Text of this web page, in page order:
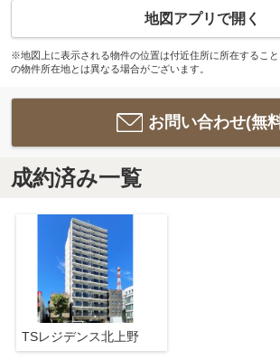
地図アプリで開く
※地図上に表示される物件の位置は付近住所に所在するこ
の物件所在地とは異なる場合がございます。
お問い合わせ(無
成約済み一覧
TSレジデンス北上野